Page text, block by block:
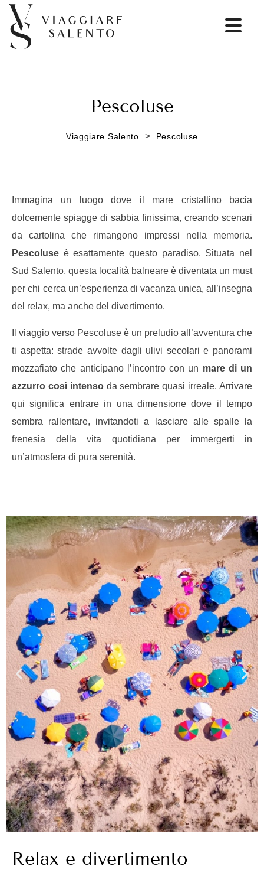
Pescoluse
Viaggiare Salento > Pescoluse
Immagina un luogo dove il mare cristallino bacia
dolcemente spiagge di sabbia finissima, creando scenari
da cartolina che rimangono impressi nella memoria.
Pescoluse è esattamente questo paradiso. Situata nel
Sud Salento, questa località balneare è diventata un must
per chi cerca un’esperienza di vacanza unica, all’insegna
del relax, ma anche del divertimento.
Il viaggio verso Pescoluse è un preludio all’avventura che
ti aspetta: strade avvolte dagli ulivi secolari e panorami
mozzafiato che anticipano l’incontro con un mare di un
azzurro così intensoda sembrare quasi irreale. Arrivare
qui significa entrare in una dimensione dove il tempo
sembra rallentare, invitandoti a lasciare alle spalle la
frenesia della vita quotidiana per immergerti in
un’atmosfera di pura serenità.
Relax e divertimento